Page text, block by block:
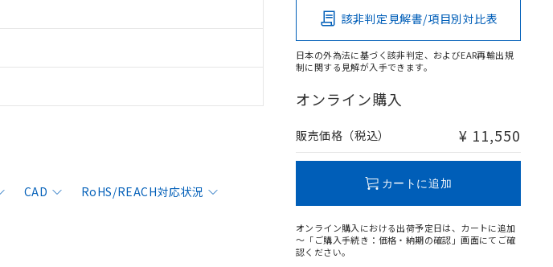
CAD
RoHS/REACH対応状況
該非判定見解書/項目別対比表
日本の外為法に基づく該非判定、およびEAR再輸出規
制に関する見解が入手できます。
オンライン購入
販売価格（税込） ¥ 11,550
カートに追加
オンライン購入における出荷予定日は、カートに追加
～「ご購入手続き：価格・納期の確認」画面にてご確
認ください。